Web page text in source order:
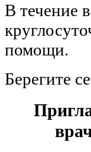
В течение
помощи.
Берегите